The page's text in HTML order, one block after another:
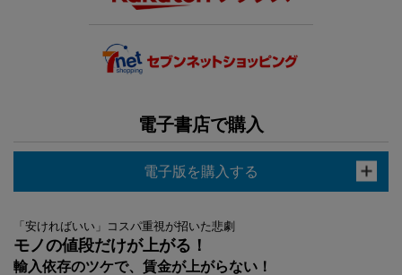
電子書店で購入
電子版を購入する
「安ければいい」コスパ重視が招いた悲劇
モノの値段だけが上がる！
輸入依存のツケで、賃金が上がらない！